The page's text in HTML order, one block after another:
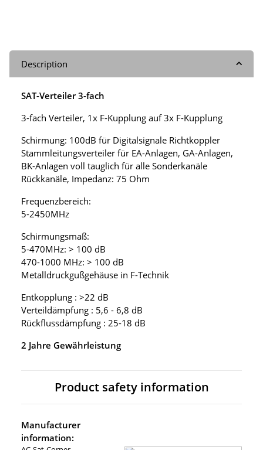
Description
SAT-Verteiler 3-fach
3-fach Verteiler, 1x F-Kupplung auf 3x F-Kupplung
Schirmung: 100dB für Digitalsignale Richtkoppler
Stammleitungsverteiler für EA-Anlagen, GA-Anlagen,
BK-Anlagen voll tauglich für alle Sonderkanäle
Rückkanäle, Impedanz: 75 Ohm
Frequenzbereich:
5-2450MHz
Schirmungsmaß:
5-470MHz: > 100 dB
470-1000 MHz: > 100 dB
Metalldruckgußgehäuse in F-Technik
Entkopplung : >22 dB
Verteildämpfung : 5,6 - 6,8 dB
Rückflussdämpfung : 25-18 dB
2 Jahre Gewährleistung
Product safety information
Manufacturer
information: